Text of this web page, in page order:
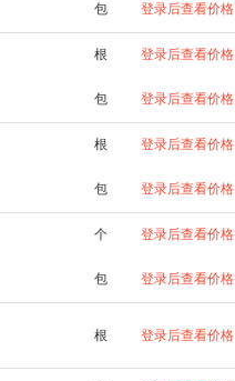
包 登录后查看价格
根 登录后查看价格
包 登录后查看价格
根 登录后查看价格
包 登录后查看价格
个 登录后查看价格
包 登录后查看价格
根 登录后查看价格